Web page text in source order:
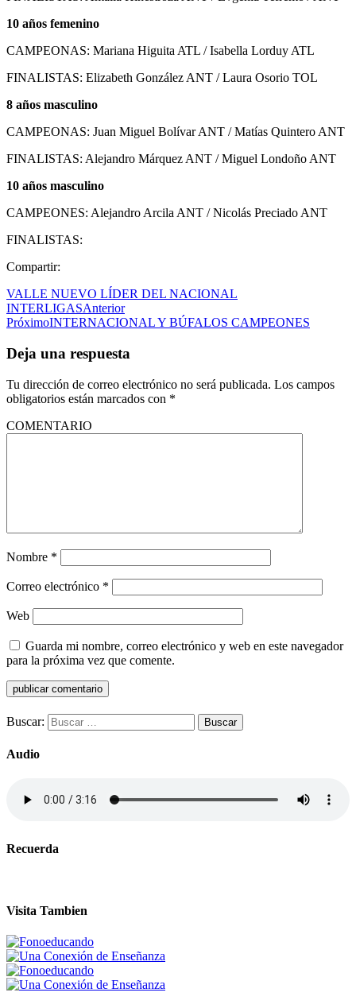
10 años femenino
CAMPEONAS: Mariana Higuita ATL / Isabella Lorduy ATL
FINALISTAS: Elizabeth González ANT / Laura Osorio TOL
8 años masculino
CAMPEONAS: Juan Miguel Bolívar ANT / Matías Quintero ANT
FINALISTAS: Alejandro Márquez ANT / Miguel Londoño ANT
10 años masculino
CAMPEONES: Alejandro Arcila ANT / Nicolás Preciado ANT
FINALISTAS:
Compartir:
VALLE NUEVO LÍDER DEL NACIONAL
INTERLIGASAnterior
PróximoINTERNACIONAL Y BÚFALOS CAMPEONES
Deja una respuesta
Tu dirección de correo electrónico no será publicada. Los campos
obligatorios están marcados con *
COMENTARIO
Nombre *
Correo electrónico *
Web
Guarda mi nombre, correo electrónico y web en este navegador
para la próxima vez que comente.
Buscar:
Audio
Recuerda
Visita Tambien